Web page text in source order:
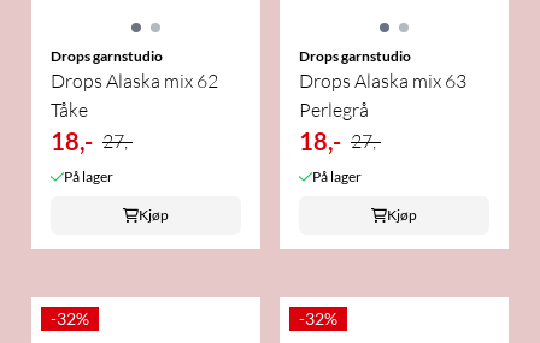
Drops garnstudio
Drops Alaska mix 62
Tåke
18,- 27,-
På lager
Kjøp
Drops garnstudio
Drops Alaska mix 63
Perlegrå
18,- 27,-
På lager
Kjøp
-32% -32%